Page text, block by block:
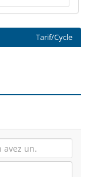
Tarif/Cycle